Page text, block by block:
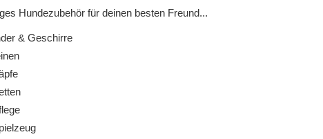
Hundezubehör für deinen besten Freund...
& Geschirre